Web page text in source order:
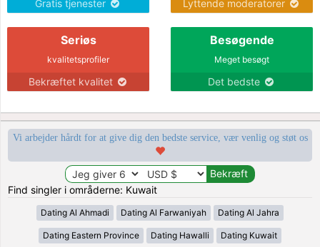
Gratis tjenester Lyttende moderatorer
Seriøs
kvalitetsprofiler
Bekræftet kvalitet
Besøgende
Meget besøgt
Det bedste
Vi arbejder hårdt for at give dig den bedste service, vær venlig og støt os
Find singler i områderne: Kuwait
Dating Al Ahmadi Dating Al Farwaniyah Dating Al Jahra
Dating Eastern Province Dating Hawalli Dating Kuwait